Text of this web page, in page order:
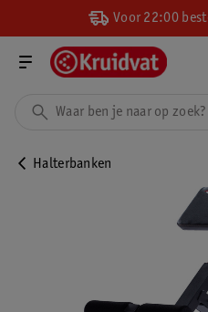
Voor 22:00
Halterbanken